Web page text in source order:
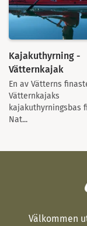
Kajakuthyrning -
Vätternkajak
En av Vätterns
Vätternkajaks
kajakuthyrningsbas
Nat...
Välkommen